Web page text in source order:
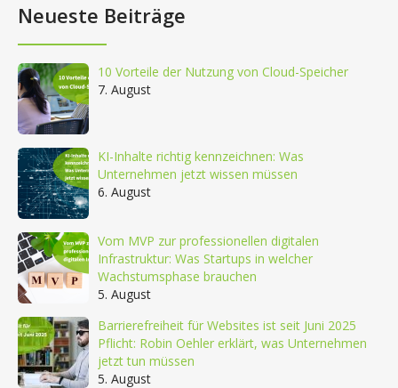
Neueste Beiträge
10 Vorteile der Nutzung von Cloud-Speicher
7. August
KI-Inhalte richtig kennzeichnen: Was
Unternehmen jetzt wissen müssen
6. August
Vom MVP zur professionellen digitalen
Infrastruktur: Was Startups in welcher
Wachstumsphase brauchen
5. August
Barrierefreiheit für Websites ist seit Juni 2025
Pflicht: Robin Oehler erklärt, was Unternehmen
jetzt tun müssen
5. August